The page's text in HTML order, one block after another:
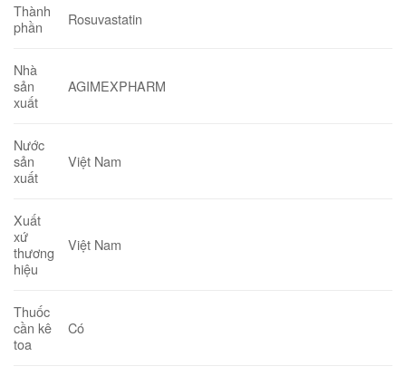
Thành
phần
Rosuvastatin
Nhà
sản
xuất
AGIMEXPHARM
Nước
sản
xuất
Việt Nam
Xuất
xứ
thương
hiệu
Việt Nam
Thuốc
cần kê
toa
Có